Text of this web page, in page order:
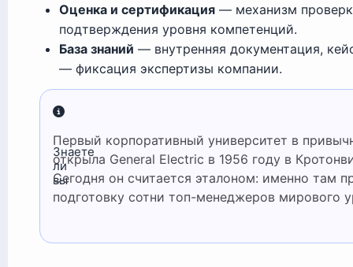
Оценка и сертификация — механизм
подтверждения уровня компетенций.
База знаний — внутренняя документация,
— фиксация экспертизы компании.
Знаете
ли
вы
Первый корпоративный университет в привычном смысле
открыла General Electric в 1956 году в
Сегодня он считается эталоном: именно там
подготовку сотни топ-менеджеров мирового